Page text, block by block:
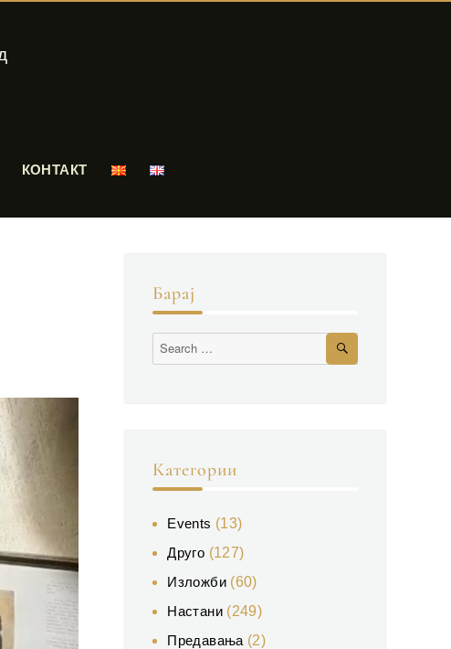
КОНТАКТ
Барај
Категории
Events (13)
Друго (127)
Изложби(60)
Настани(249)
Предавања (2)